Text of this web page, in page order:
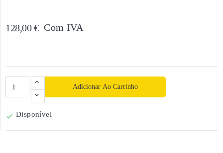
128,00 € Com IVA
Adicionar Ao Carrinho
 Disponível